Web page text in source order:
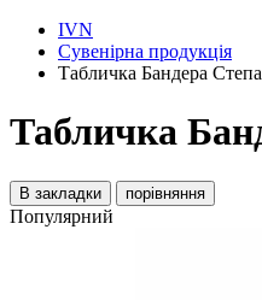
IVN
Сувенірна продукція
Табличка Бандера
Табличка
В закладки порівняння
Популярний